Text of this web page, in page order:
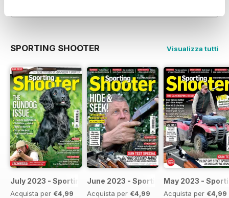
SPORTING SHOOTER Visualizza tutti
July 2023 - Sporting Shooter
Acquista per €4,99
June 2023 - Sporting Shooter
Acquista per €4,99
May 2023 -
Acquista per €4,99